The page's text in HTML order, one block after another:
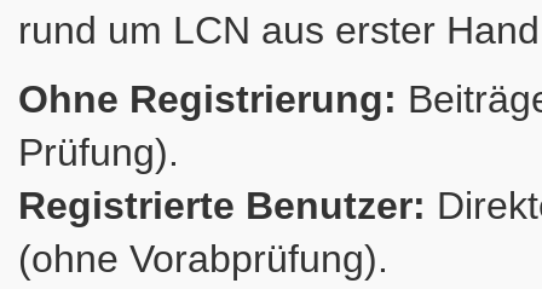
rund um LCN aus erster
Ohne Registrierung:
Prüfung).
Registrierte Benutzer:
(ohne Vorabprüfung).